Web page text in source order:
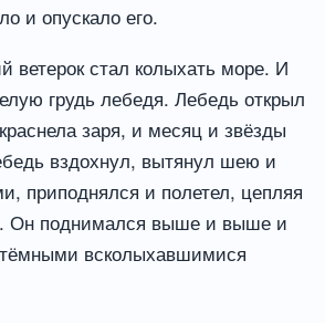
и опускало его.
ветерок стал колыхать море. И
грудь лебедя. Лебедь открыл
заря, и месяц и звёзды
вздохнул, вытянул шею и
приподнялся и полетел, цепляя
Он поднимался выше и выше и
всколыхавшимися